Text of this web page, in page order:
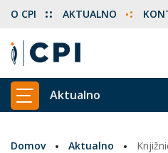
O CPI AKTUALNO
PRIKAŽI GLAVNI MENI
Aktualno
Domov Aktualno